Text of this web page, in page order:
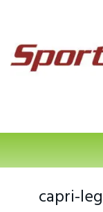
content
capri-